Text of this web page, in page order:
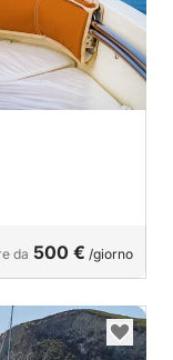
da 500 € /giorno